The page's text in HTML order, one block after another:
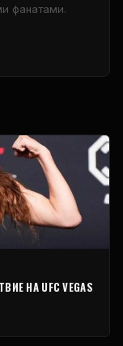
фанатами.
НА UFC VEGAS